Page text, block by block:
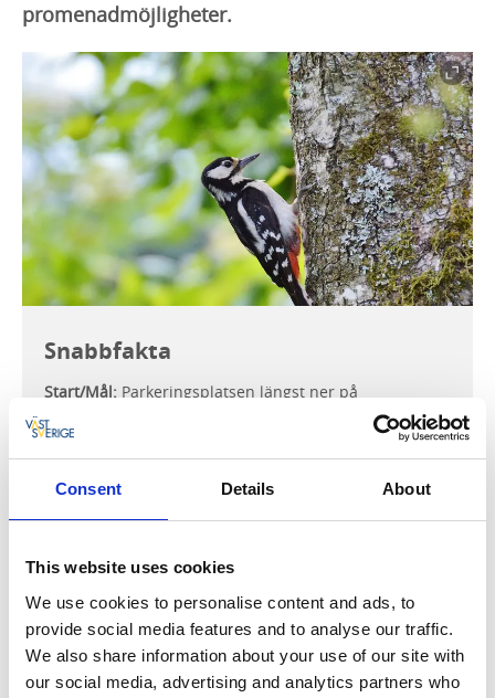
Consent Details About
This website uses cookies
We use cookies to personalise content and ads, to
provide social media features and to analyse our traffic.
We also share information about your use of our site with
our social media, advertising and analytics partners who
promenadmöjligheter.
Snabbfakta
Start/Mål: Parkeringsplatsen längst ner på
Matrosgatan, vänd vid utsiktstornet.
Svårighetsgrad:Lätt
Ett tätortsnära naturreservat med promenadstråk
som är tillgänglighetsanpassad. Här finns också
Sandbäcksbadet en långgrund sandstrand, lämpligt